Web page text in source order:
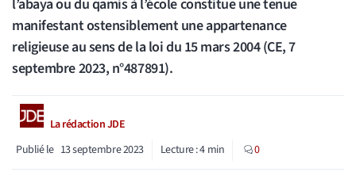
l’abaya ou du qamis à l’école constitue une tenue
manifestant ostensiblement une appartenance
religieuse au sens de la loi du 15 mars 2004 (CE, 7
septembre 2023, n°487891).
La rédaction JDE
Publié le 13 septembre 2023 Lecture :4 min 0